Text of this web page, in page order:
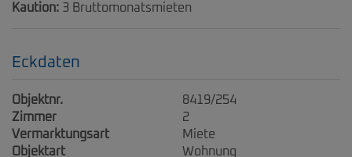
Kaution: 3 Bruttomonatsmieten
Eckdaten
Objektnr.
8419/254
Zimmer
2
Vermarktungsart
Miete
Objektart
Wohnung